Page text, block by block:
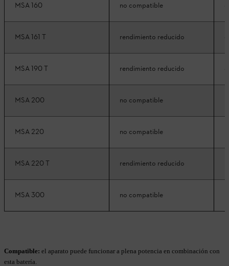
MSA 160 no compatible
MSA 161 T rendimiento reducido
MSA 190 T rendimiento reducido
MSA 200 no compatible
MSA 220 no compatible
MSA 220 T rendimiento reducido
MSA 300 no compatible
Compatible: el aparato puede funcionar a plena potencia en combinación con
esta batería.